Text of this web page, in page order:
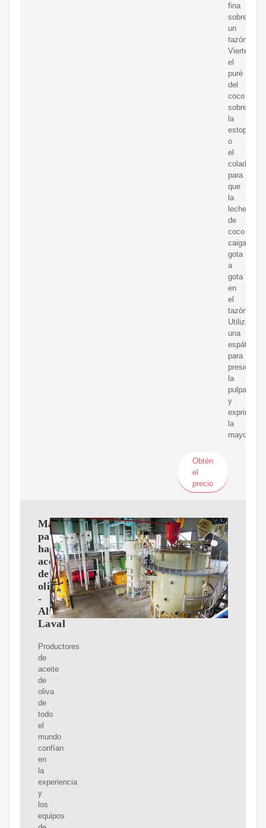
fina
sobre
un
tazón.
Vierte
el
puré
del
coco
sobre
la
estopilla
o
el
colador
para
que
la
leche
de
coco
caiga
gota
a
gota
en
el
tazón.
Utiliza
una
espátula
para
presionar
la
pulpa
y
exprimir
la
mayor
Obtén
el
precio
Maquinaria
para
hacer
aceite
de
oliva
-
Alfa
Laval
Productores
de
aceite
de
oliva
de
todo
el
mundo
confían
en
la
experiencia
y
los
equipos